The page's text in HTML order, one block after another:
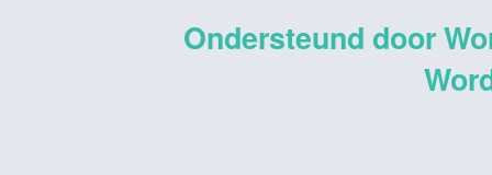
Ondersteund door